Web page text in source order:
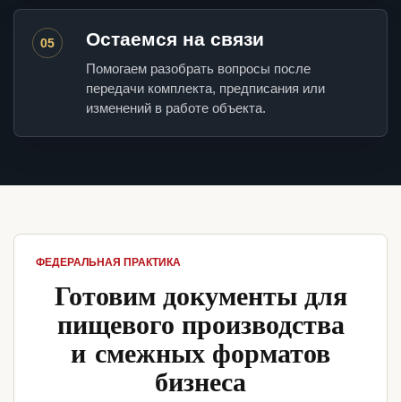
05 Остаемся на связи
Помогаем разобрать вопросы после
передачи комплекта, предписания или
изменений в работе объекта.
ФЕДЕРАЛЬНАЯ ПРАКТИКА
Готовим документы для
пищевого производства
и смежных форматов
бизнеса